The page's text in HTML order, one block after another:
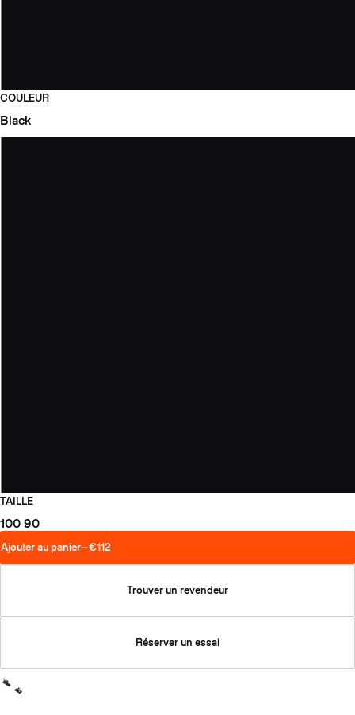
COULEUR
Black
TAILLE
100 90
Ajouter au panier—€112
Trouver un revendeur
Réserver un essai